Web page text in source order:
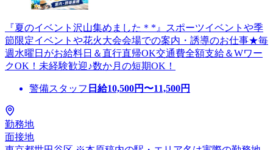
『夏のイベント沢山集めました＊*』スポーツイベントや季
節限定イベントや花火大会会場での案内・誘導のお仕事★毎
週水曜日がお給料日＆直行直帰OK交通費全額支給＆Wワー
クOK！未経験歓迎♪数か月の短期OK！
警備スタッフ 日給10,500円〜11,500円
勤務地
面接地